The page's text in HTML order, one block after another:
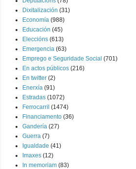
Dixitalización (31)
Economía (988)
Educación (45)
Eleccións (613)
Emergencia (63)
Emprego e Seguridade Social (701)
En actos públicos (216)
En twitter (2)
Enerxía (91)
Estradas (1072)
Ferrocarril (1474)
Financiamento (36)
Gandería (27)
Guerra (7)
Igualdade (41)
Imaxes (12)
In memoriam (83)